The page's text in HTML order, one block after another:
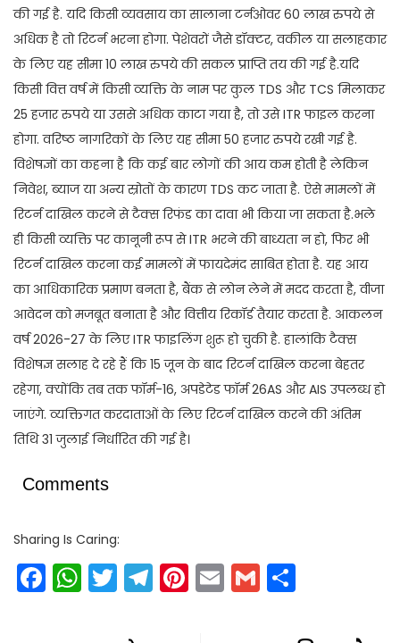
की गई है. यदि किसी व्यवसाय का सालाना टर्नओवर 60 लाख रुपये से
अधिक है तो रिटर्न भरना होगा. पेशेवरों जैसे डॉक्टर, वकील या सलाहकार
के लिए यह सीमा 10 लाख रुपये की सकल प्राप्ति तय की गई है.यदि
किसी वित्त वर्ष में किसी व्यक्ति के नाम पर कुल TDS और TCS मिलाकर
25 हजार रुपये या उससे अधिक काटा गया है, तो उसे ITR फाइल करना
होगा. वरिष्ठ नागरिकों के लिए यह सीमा 50 हजार रुपये रखी गई है.
विशेषज्ञों का कहना है कि कई बार लोगों की आय कम होती है लेकिन
निवेश, ब्याज या अन्य स्रोतों के कारण TDS कट जाता है. ऐसे मामलों में
रिटर्न दाखिल करने से टैक्स रिफंड का दावा भी किया जा सकता है.भले
ही किसी व्यक्ति पर कानूनी रूप से ITR भरने की बाध्यता न हो, फिर भी
रिटर्न दाखिल करना कई मामलों में फायदेमंद साबित होता है. यह आय
का आधिकारिक प्रमाण बनता है, बैंक से लोन लेने में मदद करता है, वीजा
आवेदन को मजबूत बनाता है और वित्तीय रिकॉर्ड तैयार करता है. आकलन
वर्ष 2026-27 के लिए ITR फाइलिंग शुरू हो चुकी है. हालांकि टैक्स
विशेषज्ञ सलाह दे रहे हैं कि 15 जून के बाद रिटर्न दाखिल करना बेहतर
रहेगा, क्योंकि तब तक फॉर्म-16, अपडेटेड फॉर्म 26AS और AIS उपलब्ध हो
जाएंगे. व्यक्तिगत करदाताओं के लिए रिटर्न दाखिल करने की अंतिम
तिथि 31 जुलाई निर्धारित की गई है।
Comments
Sharing Is Caring:
Facebook
WhatsApp
Twitter
Telegram
Pinterest
EmailGmail